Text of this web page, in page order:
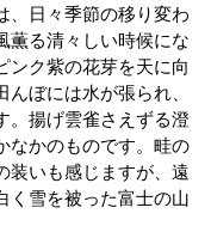
、日々季節の移り変わ
薫る清々しい時候にな
ンク紫の花芽を天に向
ぼには水が張られ、
。揚げ雲雀さえずる澄
なかのものです。畦の
装いも感じますが、遠
く雪を被った富士の山